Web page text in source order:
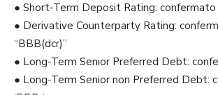
● Short-Term Deposit Rating: confermato
● Derivative Counterparty Rating:
“BBB(dcr)”
● Long-Term Senior Preferred Debt:
● Long-Term Senior non Preferred Debt: